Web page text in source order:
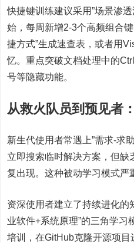
快捷键训练建议采用”场景渗
始，每周新增2-3个高频组合
捷方式”生成速查表，或者用
忆。重点突破文档处理中的
号等隐藏功能。
从救火队员到预见者
新生代使用者常遇上”需求-求
立即搜索临时解决方案，但缺
复出现。这种被动学习模式严
资深使用者建立了持续进化的
业软件+系统原理”的三角学
培训，在GitHub克隆开源项